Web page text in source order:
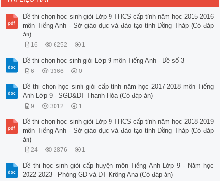
Đề thi chọn học sinh giỏi Lớp 9 THCS cấp tỉnh năm học 2015-2016
môn Tiếng Anh - Sở giáo dục và đào tạo tỉnh Đồng Tháp (Có đáp
án)
16 6252 1
Đề thi chọn học sinh giỏi Lớp 9 môn Tiếng Anh - Đề số 3
6 3366 0
Đề thi chọn học sinh giỏi cấp tỉnh năm học 2017-2018 môn Tiếng
Anh Lớp 9 - SGD&ĐT Thanh Hóa (Có đáp án)
9 3012 1
Đề thi chọn học sinh giỏi Lớp 9 THCS cấp tỉnh năm học 2018-2019
môn Tiếng Anh - Sở giáo dục và đào tạo tỉnh Đồng Tháp (Có đáp
án)
24 2876 1
Đề thi học sinh giỏi cấp huyện môn Tiếng Anh Lớp 9 - Năm học
2022-2023 - Phòng GD và ĐT Krông Ana (Có đáp án)